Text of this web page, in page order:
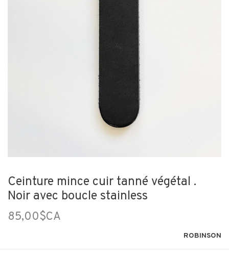
Ceinture mince cuir tanné végétal .
Noir avec boucle stainless
85,00$CA
ROBINSON